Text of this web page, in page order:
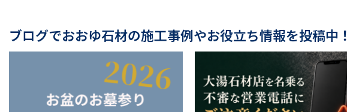
ブログでおおゆ石材の施工事例やお役立ち情報を投稿中！